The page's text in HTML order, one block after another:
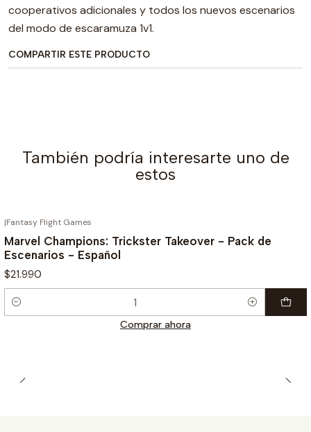
cooperativos adicionales y todos los nuevos escenarios
del modo de escaramuza 1v1.
COMPARTIR ESTE PRODUCTO
También podría interesarte uno de
estos
|Fantasy Flight Games
Marvel Champions: Trickster Takeover - Pack de
Escenarios - Español
$21.990
Cantidad
Comprar ahora